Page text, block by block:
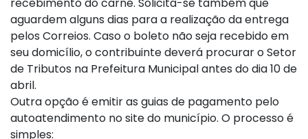
recebimento do carnê. Solicita-se também que
aguardem alguns dias para a realização da entrega
pelos Correios. Caso o boleto não seja recebido em
seu domicílio, o contribuinte deverá procurar o Setor
de Tributos na Prefeitura Municipal antes do dia 10 de
abril.
Outra opção é emitir as guias de pagamento pelo
autoatendimento no site do município. O processo é
simples: